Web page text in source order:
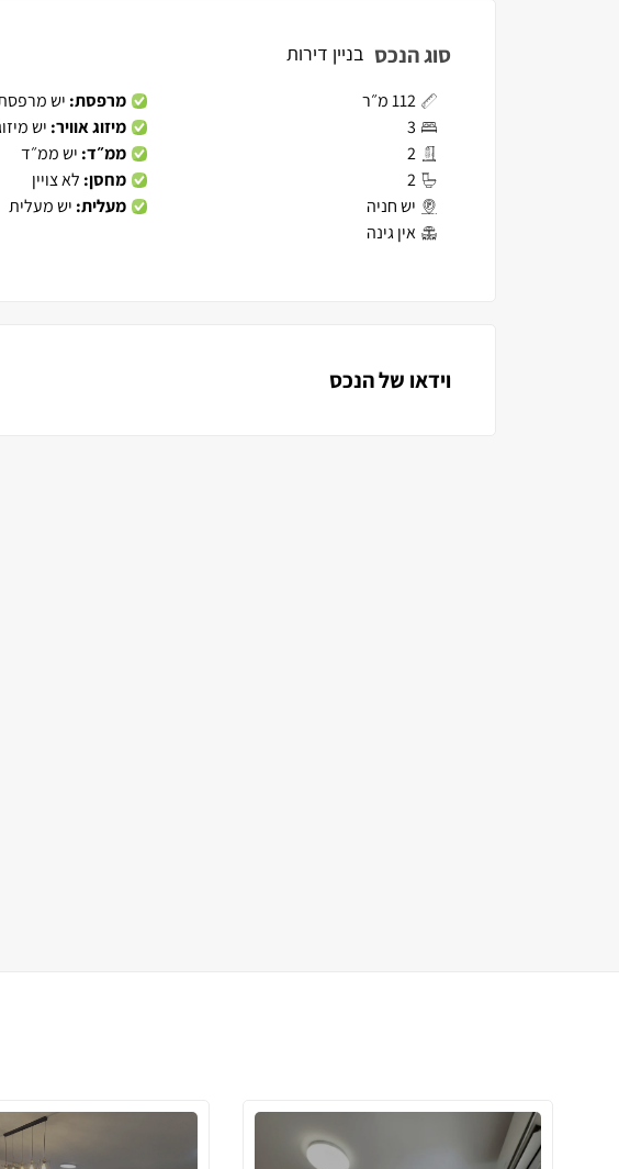
סוג הנכס בניין דירות
112 מ״ר
3
2
2
יש חניה
אין גינה
מרפסת: יש
מיזוג אוויר: יש
ממ״ד: יש ממ״ד
מחסן: לא צויין
מעלית: יש מעלית
וידאו של הנכס